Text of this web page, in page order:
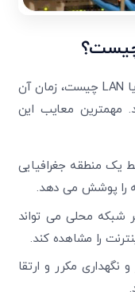
حال که متوجه شدید مزایای شبکه محلی یا LAN چیست، زمان آن
مهمترین معایب این
منطقه جغرافیایی
را پوشش می دهد.
محلی می تواند
را مشاهده کند.
نگهداری مکرر و ارتقا